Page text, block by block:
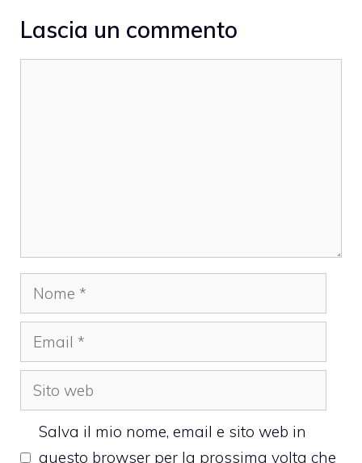
Lascia un commento
Nome
Email
Sito
web
Salva il mio nome, email e sito web in
questo browser per la prossima volta che